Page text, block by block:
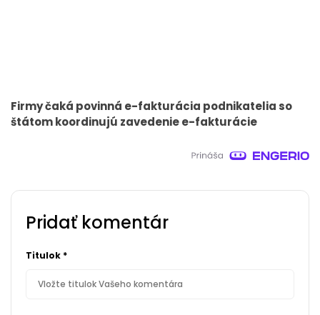
Firmy čaká povinná e-fakturácia podnikatelia so
štátom koordinujú zavedenie e-fakturácie
Pridať komentár
Titulok *